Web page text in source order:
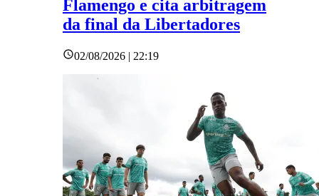
Flamengo e cita arbitragem
da final da Libertadores
02/08/2026 | 22:19